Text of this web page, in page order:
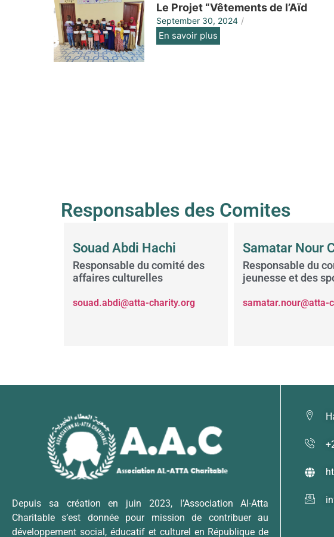
Le Projet “Vêtements de l’Aïd
September 30, 2024 /
En savoir plus
Responsables des Comites
Souad Abdi Hachi
Responsable du comité des
affaires culturelles
souad.abdi@atta-charity.org
Samatar Nour
Responsable du
jeunesse et des
samatar.nour@atta-
Depuis sa création en juin 2023, l’Association Al-Atta
Charitable s’est donnée pour mission de contribuer au
développement social, éducatif et culturel en République de